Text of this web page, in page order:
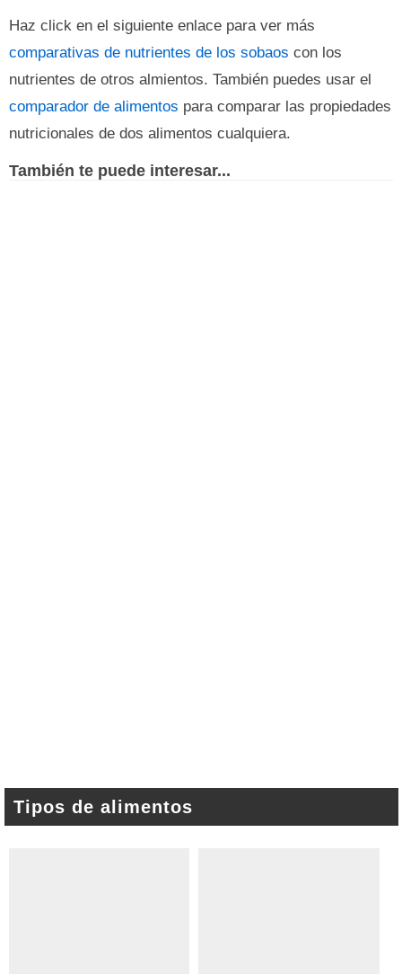
Haz click en el siguiente enlace para ver más
comparativas de nutrientes de los sobaos con los
nutrientes de otros almientos. También puedes usar el
comparador de alimentos para comparar las propiedades
nutricionales de dos alimentos cualquiera.
También te puede interesar...
Tipos de alimentos